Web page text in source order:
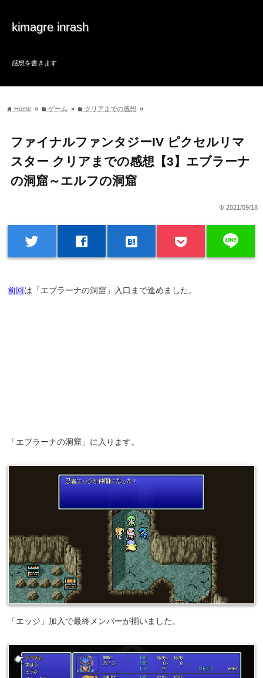
kimagre inrash
感想を書きます
home Home » folderゲーム » folder クリアまでの感想 »
ファイナルファンタジーIV ピクセルリマ
スター クリアまでの感想【3】エブラーナ
の洞窟～エルフの洞窟
time 2021/09/18
twitter facebook hatenabookmark line
前回は「エブラーナの洞窟」入口まで進めました。
「エブラーナの洞窟」に入ります。
「エッジ」加入で最終メンバーが揃いました。